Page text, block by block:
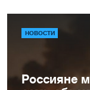
НОВОСТИ
Россияне